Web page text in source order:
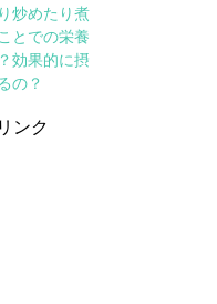
炒めたり煮
とでの栄養
効果的に摂
の？
ンク